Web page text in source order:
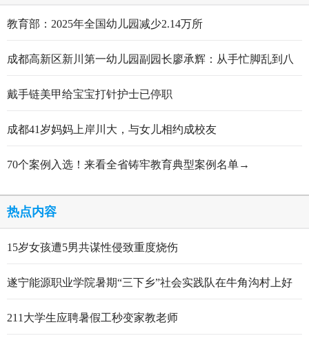
教育部：2025年全国幼儿园减少2.14万所
成都高新区新川第一幼儿园副园长廖承辉：从手忙脚乱到八
戴手链美甲给宝宝打针护士已停职
成都41岁妈妈上岸川大，与女儿相约成校友
70个案例入选！来看全省铸牢教育典型案例名单→
热点内容
15岁女孩遭5男共谋性侵致重度烧伤
遂宁能源职业学院暑期“三下乡”社会实践队在牛角沟村上好
211大学生应聘暑假工秒变家教老师